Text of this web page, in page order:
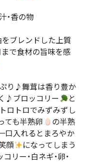
・香の物
をブレンドした上質
で食材の旨味を感
り♪舞茸は香り豊か
♪ブロッコリー
と
ロトロでみずみずし
ても半熟卵
の半熟
口入れるとまろやか
顔
になってしまう
コリー・白ネギ・卵・